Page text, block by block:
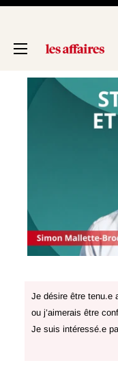
Je désire être tenu.e
ou j’aimerais être
Je suis intéressé.e